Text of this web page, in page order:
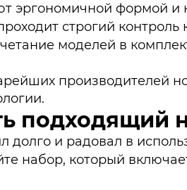
эргономичной формой
строгий контроль
моделей в
производителей
подходящий
долго и радовал в
набор, который